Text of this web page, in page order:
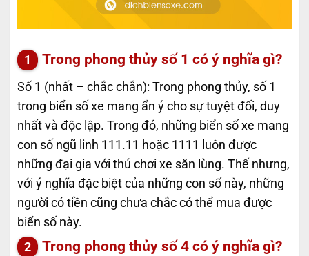
Trong phong thủy số 1 có ý nghĩa gì?
Số 1 (nhất – chắc chắn): Trong phong thủy, số 1
trong biển số xe mang ẩn ý cho sự tuyệt đối, duy
nhất và độc lập. Trong đó, những biển số xe mang
con số ngũ linh 111.11 hoặc 1111 luôn được
những đại gia với thú chơi xe săn lùng. Thế nhưng,
với ý nghĩa đặc biệt của những con số này, những
người có tiền cũng chưa chắc có thể mua được
biển số này.
Trong phong thủy số 4 có ý nghĩa gì?